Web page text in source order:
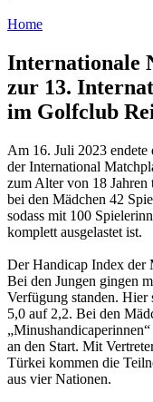
Home
Internationale
zur 13.
im Golfclub
Am 16. Juli 2023
der International
zum Alter von 18 Jahren
bei den Mädchen 42
sodass mit 100
komplett ausgelastet ist.
Der Handicap Index der
Bei den Jungen gingen
Verfügung standen. Hier
5,0 auf 2,2. Bei den
an den Start. Mit
Türkei kommen die
aus vier Nationen.